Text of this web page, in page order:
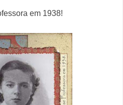
em 1938!